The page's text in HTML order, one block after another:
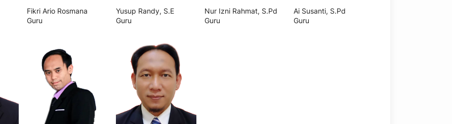
Fikri Ario Rosmana
Guru
Yusup Randy, S.E
Guru
Nur Izni Rahmat, S.Pd
Guru
Ai Susanti, S.Pd
Guru